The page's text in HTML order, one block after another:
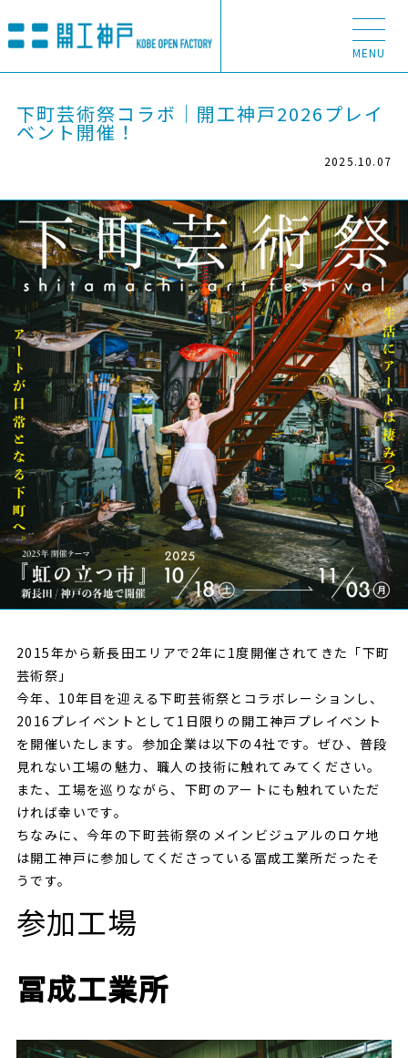
MENU
ABOUT
NEWS
下町芸術祭コラボ｜開工神戸2026プレイ
ベント開催！
2025.10.07
2015年から新長田エリアで2年に1度開催されてきた「下町
芸術祭」
今年、10年目を迎える下町芸術祭とコラボレーションし、
2016プレイベントとして1日限りの開工神戸プレイベント
を開催いたします。参加企業は以下の4社です。ぜひ、普段
見れない工場の魅力、職人の技術に触れてみてください。
また、工場を巡りながら、下町のアートにも触れていただ
ければ幸いです。
ちなみに、今年の下町芸術祭のメインビジュアルのロケ地
は開工神戸に参加してくださっている冨成工業所だったそ
うです。
参加工場
冨成工業所